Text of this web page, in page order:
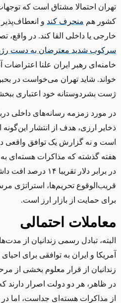
تهران احتمالا مشتاق است که
کشور هم منحرف کند و
خارجی یا داخلی القا کند. در واقع،
سرکوب شدید معترضان به دست
خامنه‌ای رهبر ایران علنا اعتراضات
خواند. شاید تهران می‌خواست در
ژست بشردوستانه خود اعتباری
در مورد زمزمه رسانه‌های داخلی
ذخایر ارزی، هدف از انتشار این‌گونه
است و نه گزارش یک توافق
هفته گذشته که مذاکرات هسته‌ای
در برابر دلار تقریبا
قریب‌الوقوع تحریم‌ها، استراتژی
برای حمایت از بازار ارز است.
معاملات احتمالی
البته، تبادل رسمی زندانیان از
آمریکا و ایران به توافقی برای
زندانیان از قرار معلوم بخشی از
در ظاهر، هر دو دولت اصرار دارند
از مذاکرات هسته‌ای جداست، اما